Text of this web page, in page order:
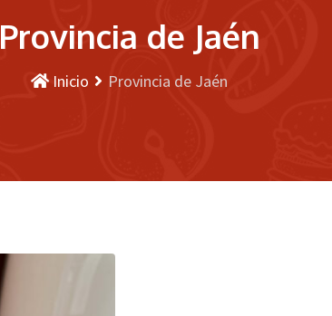
Provincia de Jaén
Inicio Provincia de Jaén